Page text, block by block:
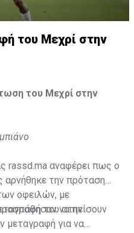
του Μεχρί στην
του Μεχρί στην
rassd.ma αναφέρει πως ο
αρνήθηκε την πρόταση
οφειλών, με
του στην
να πείσουν
μεταγραφή για να